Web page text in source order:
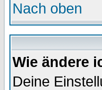
Nach oben
Wie ändere
Deine